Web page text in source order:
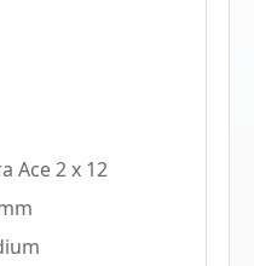
Ace 2 x 12